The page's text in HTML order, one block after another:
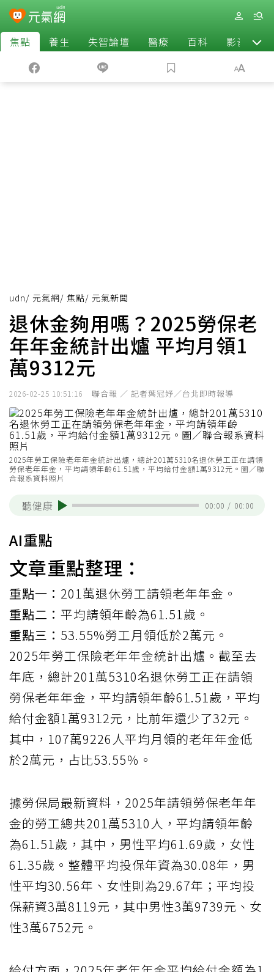
焦點 養生 失智論壇 醫療 百科 影音
udn/ 元氣網/ 焦點/ 元氣新聞
退休金夠用嗎？2025勞保老
年年金統計出爐 平均月領1
萬9312元
2026-02-25 10:51:16 聯合報 ／ 記者葉冠妤／台北即時報導
2025年勞工保險老年年金統計出爐，總計201萬5310名退休勞工正在請領
勞保老年年金，平均請領年齡61.51歲，平均給付金額1萬9312元。圖／聯
合報系資料照片
聽健康 00:00 / 00:00
AI重點
文章重點整理：
重點一： 201萬退休勞工請領老年年金。
重點二： 平均請領年齡為61.51歲。
重點三： 53.55%勞工月領低於2萬元。
2025年勞工保險老年年金統計出爐。截至去
年底，總計201萬5310名退休勞工正在請領
勞保老年年金，平均請領年齡61.51歲，平均
給付金額1萬9312元，比前年還少了32元。
其中，107萬9226人平均月領的老年年金低
於2萬元，占比53.55％。
據勞保局最新資料，2025年請領勞保老年年
金的勞工總共201萬5310人，平均請領年齡
為61.51歲，其中，男性平均61.69歲，女性
61.35歲。整體平均投保年資為30.08年，男
性平均30.56年、女性則為29.67年；平均投
保薪資3萬8119元，其中男性3萬9739元、女
性3萬6752元。